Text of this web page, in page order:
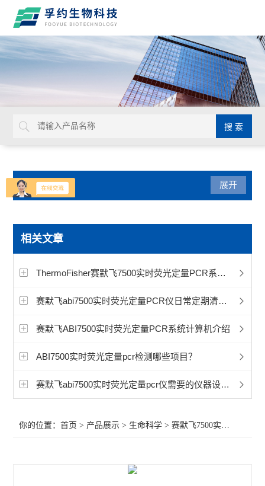
产品分类
赛默飞PowerFlex梯度PCR
赛默飞超微量分光光度计
洁净工作台
宏石实时荧光定量PCR
BioRad伯乐PTC Tempo梯度pcr
赛默飞311二氧化碳CO2培养箱
展开
相关文章
ThermoFisher赛默飞7500实时荧光定量PCR系统能不能24小时运行？
赛默飞abi7500实时荧光定量PCR仪日常定期清洁维保
赛默飞ABI7500实时荧光定量PCR系统计算机介绍
ABI7500实时荧光定量pcr检测哪些项目？
赛默飞abi7500实时荧光定量pcr仪需要的仪器设备耗材
你的位置：首页 > 产品展示 > 生命科学 >赛默飞7500实时荧光定量PCR